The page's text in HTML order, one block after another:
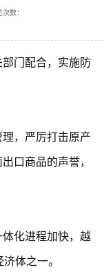
数：
门配合，实施防
，严厉打击原产
口商品的声誉，
化进程加快，越
体之一。